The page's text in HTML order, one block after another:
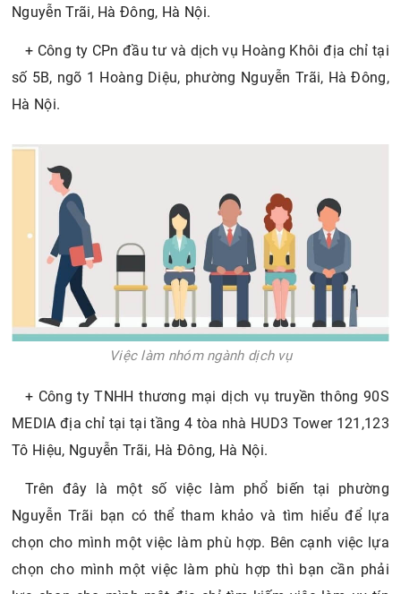
Nguyễn Trãi, Hà Đông, Hà Nội.
+ Công ty CPn đầu tư và dịch vụ Hoàng Khôi địa chỉ tại
số 5B, ngõ 1 Hoàng Diệu, phường Nguyễn Trãi, Hà Đông,
Hà Nội.
Việc làm nhóm ngành dịch vụ
+ Công ty TNHH thương mại dịch vụ truyền thông 90S
MEDIA địa chỉ tại tại tầng 4 tòa nhà HUD3 Tower 121,123
Tô Hiệu, Nguyễn Trãi, Hà Đông, Hà Nội.
Trên đây là một số việc làm phổ biến tại phường
Nguyễn Trãi bạn có thể tham khảo và tìm hiểu để lựa
chọn cho mình một việc làm phù hợp. Bên cạnh việc lựa
chọn cho mình một việc làm phù hợp thì bạn cần phải